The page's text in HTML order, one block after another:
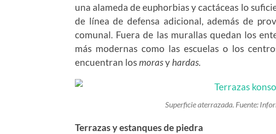
una alameda de euphorbias y cactáceas lo
de línea de defensa adicional, además de
comunal. Fuera de las murallas quedan los
más modernas como las escuelas o los
encuentran losmorasy hardas.
Superficie aterrazada. Fuente:
Terrazas y estanques de piedra